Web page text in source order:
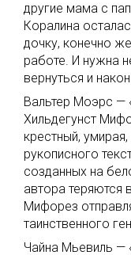
другие мама с
Коралина
дочку, конечно
работе. И нужна
вернуться и
Вальтер Моэрс —
Хильдегунст
крестный,
рукописного
созданных на
автора теряются
Мифорез
таинственного
Чайна Мьевиль —